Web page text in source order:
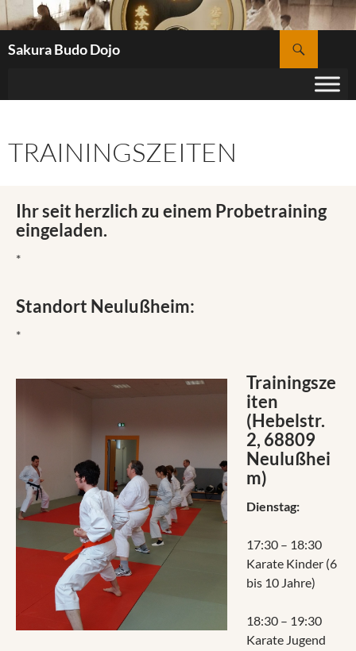
Zum
Inhalt
springen
Sakura Budo Dojo
TRAININGSZEITEN
Ihr seit herzlich zu einem Probetraining
eingeladen.
*
Standort Neulußheim:
*
Trainingsze
iten
(Hebelstr.
2, 68809
Neulußhei
m)
Dienstag:
17:30 – 18:30
Karate Kinder (6
bis 10 Jahre)
18:30 – 19:30
Karate Jugend